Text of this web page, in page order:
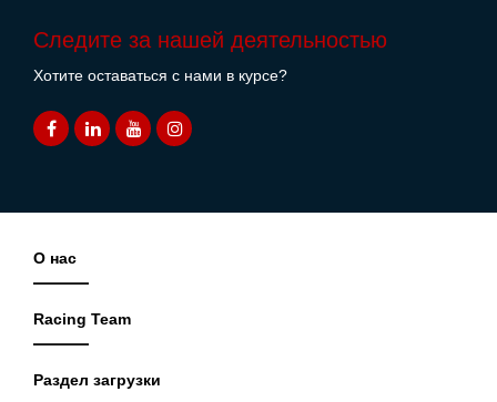
Следите за нашей деятельностью
Хотите оставаться с нами в курсе?
О нас
Racing Team
Раздел загрузки